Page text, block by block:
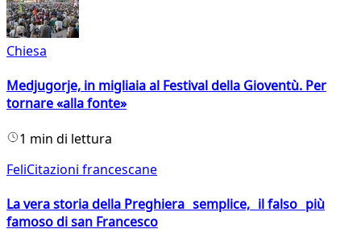
Chiesa
Medjugorje, in migliaia al Festival della Gioventù. Per
tornare «alla fonte»
1 min di lettura
FeliCitazioni francescane
La vera storia della Preghiera semplice, il falso più
famoso di san Francesco